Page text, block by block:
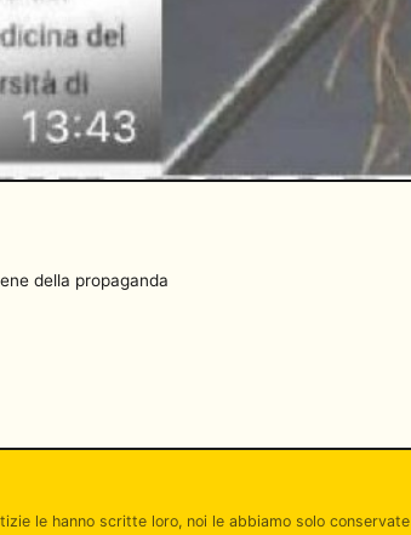
della propaganda
le hanno scritte loro, noi le abbiamo solo conservate